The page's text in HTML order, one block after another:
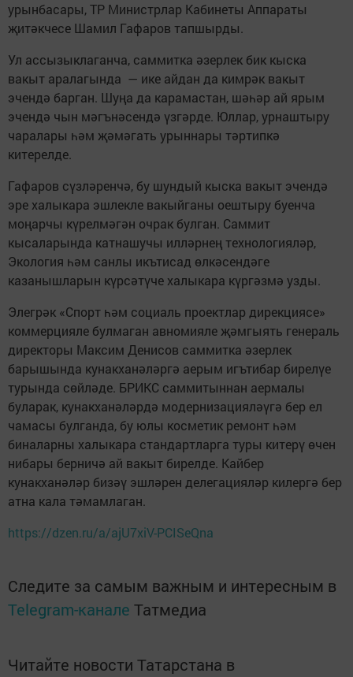
урынбасары, ТР Министрлар Кабинеты Аппараты
җитәкчесе Шамил Гафаров тапшырды.
Ул ассызыклаганча, саммитка әзерлек бик кыска
вакыт аралагында — ике айдан да кимрәк вакыт
эчендә барган. Шуңа да карамастан, шәһәр ай ярым
эчендә чын мәгънәсендә үзгәрде. Юллар, урнаштыру
чаралары һәм җәмәгать урыннары тәртипкә
китерелде.
Гафаров сүзләренчә, бу шундый кыска вакыт эчендә
эре халыкара эшлекле вакыйганы оештыру буенча
моңарчы күрелмәгән очрак булган. Саммит
кысаларында катнашучы илләрнең технологияләр,
Экология һәм санлы икътисад өлкәсендәге
казанышларын күрсәтүче халыкара күргәзмә узды.
Элегрәк «Спорт һәм социаль проектлар дирекциясе»
коммерцияле булмаган авномияле җәмгыять генераль
директоры Максим Денисов саммитка әзерлек
барышында кунакханәләргә аерым игътибар бирелүе
турында сөйләде. БРИКС саммитыннан аермалы
буларак, кунакханәләрдә модернизацияләүгә бер ел
чамасы булганда, бу юлы косметик ремонт һәм
биналарны халыкара стандартларга туры китерү өчен
нибары берничә ай вакыт бирелде. Кайбер
кунакханәләр бизәү эшләрен делегацияләр килергә бер
атна кала тәмамлаган.
https://dzen.ru/a/ajU7xiV-PCISeQna
Следите за самым важным и интересным в
Telegram-канале Татмедиа
Читайте новости Татарстана в